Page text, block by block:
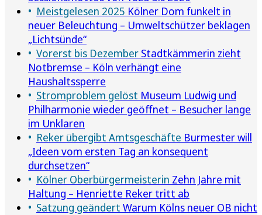
Meistgelesen 2025 Kölner Dom funkelt in
neuer Beleuchtung – Umweltschützer beklagen
„Lichtsünde“
Vorerst bis Dezember Stadtkämmerin zieht
Notbremse – Köln verhängt eine
Haushaltssperre
Stromproblem gelöst Museum Ludwig und
Philharmonie wieder geöffnet – Besucher lange
im Unklaren
Reker übergibt Amtsgeschäfte Burmester will
„Ideen vom ersten Tag an konsequent
durchsetzen“
Kölner Oberbürgermeisterin Zehn Jahre mit
Haltung – Henriette Reker tritt ab
Satzung geändert Warum Kölns neuer OB nicht